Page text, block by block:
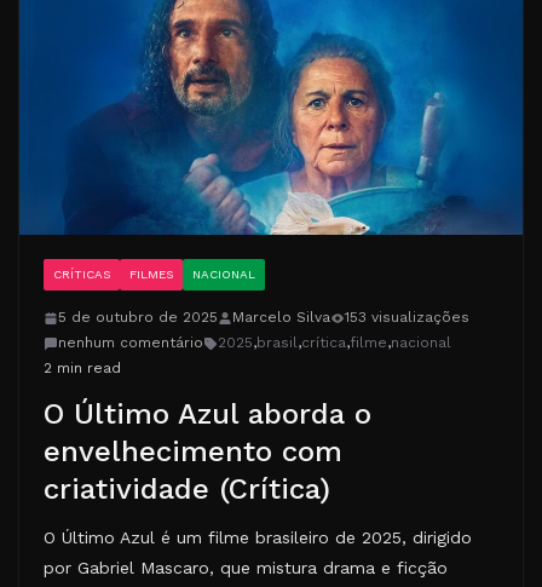
CRÍTICAS FILMES NACIONAL
5 de outubro de 2025 Marcelo Silva
153 visualizações
nenhum comentário
2025,brasil,crítica,filme,nacional
2 min read
O Último Azul aborda o
envelhecimento com
criatividade (Crítica)
O Último Azul é um filme brasileiro de 2025, dirigido
por Gabriel Mascaro, que mistura drama e ficção